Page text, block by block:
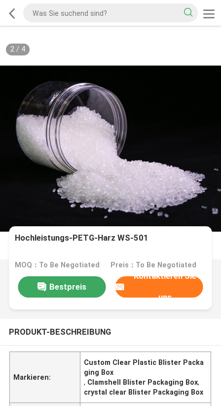
2/ 4
Hochleistungs-PETG-Harz WS-501
MOQ：To Be Negotiated Preis：To Be Negotiated
Bestpreis
Kontaktieren Sie
uns
PRODUKT-BESCHREIBUNG
Markieren:
Custom Clear Plastic Blister Packa
ging Box
, Clamshell Blister Packaging Box,
crystal clear Blister Packaging Box